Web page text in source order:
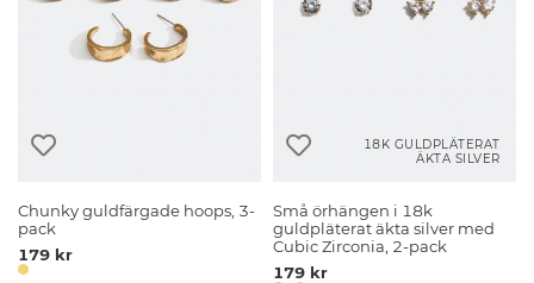
Chunky guldfärgade hoops, 3-
pack
179 kr
18K GULDPLÄTERAT
ÄKTA SILVER
Små örhängen i 18k
guldpläterat äkta silver med
Cubic Zirconia, 2-pack
179 kr